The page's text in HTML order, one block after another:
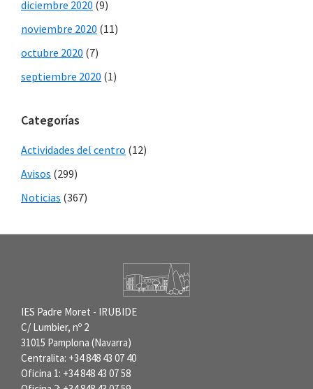
diciembre 2020 (9)
noviembre 2020 (11)
octubre 2020 (7)
septiembre 2020 (1)
Categorías
Actividades del centro (12)
Avisos (299)
Noticias (367)
IES Padre Moret - IRUBIDE
C/ Lumbier, nº 2
31015 Pamplona (Navarra)
Centralita: +34 848 43 07 40
Oficina 1: +34 848 43 07 58